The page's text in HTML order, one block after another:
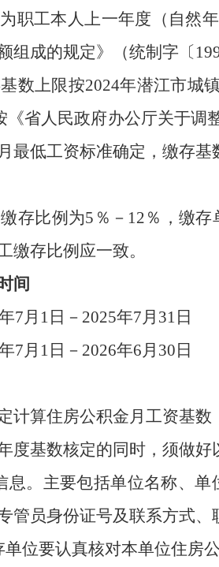
职工本人上一年度（自然
组成的规定》（统制字〔
数上限按2024年潜江市城
《省人民政府办公厅关于
最低工资标准确定，缴存基
存比例为5％－12％，缴
缴存比例应一致。
间
7月1日－2025年7月31日
7月1日－2026年6月30日
计算住房公积金月工资基
度基数核定的同时，须做好
息。主要包括单位名称、
管员身份证号及联系方式、
位要认真核对本单位住房